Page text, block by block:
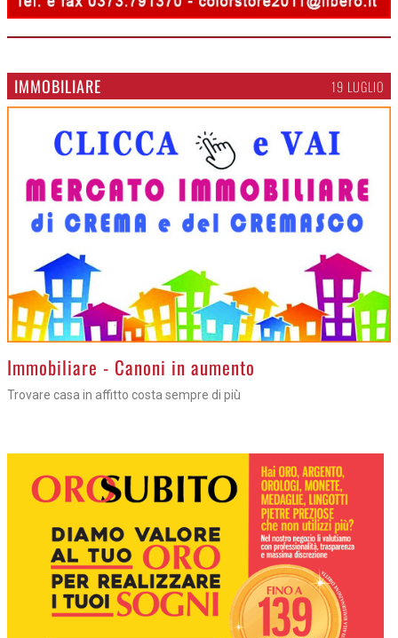
IMMOBILIARE 19 LUGLIO
>Immobiliare - Canoni in aumento
Trovare casa in affitto costa sempre di più